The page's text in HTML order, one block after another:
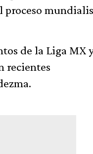
proceso
de la Liga MX
recientes